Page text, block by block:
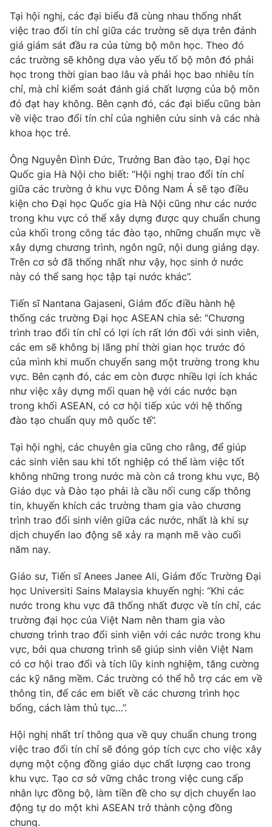
Phim VTV
Hậu trường
Nhân vật
Khán giả
Giải sao mai
Giải trí
Điện ảnh
Âm nhạc
Sao
Đời sống
Du lịch
Làm đẹp
Chất lượng cuộc sống
Giáo dục
Tuyển sinh
Học trực tuyến
Công nghệ
Hitech Công nghệ tương lai
Sản phẩm
Thị trường
Tư vấn
Giao lưu trực tuyến
Lịch phát sóng
Chuyên mục khác
Emagazine Podcast
Photo Infographic
Video Shorts video
VTV Money VTV Thể thao
VTV Sức khoẻ Bất động sản
Thị trường 24h Tấm lòng Việt
VTV4 Vươn mình bằng AI
VTV9 VTV8
Liên hệ tòa soạn
THỜI BÁO VTV
Theo dõi báo trên
Cơ quan chủ quản:Đài Truyền hình Việt Nam
Giấy phép hoạt động báo in và báo điện tử số 483/GP-BTTTT
cấp ngày 29/12/2023
Tổng Biên tập:Vũ Thanh Thủy
Phó Tổng Biên tập:Nguyễn Thị Mỹ Hạnh, Phạm Quốc Thắng,
Nguyễn Trọng Ninh
Tổng đài VTV: 024.38 355 931 - 024.38 355 932
Tại hội nghị, các đại biểu đã cùng nhau thống nhất
việc trao đổi tín chỉ giữa các trường sẽ dựa trên đánh
giá giám sát đầu ra của từng bộ môn học. Theo đó
các trường sẽ không dựa vào yếu tố bộ môn đó phải
học trong thời gian bao lâu và phải học bao nhiêu tín
chỉ, mà chỉ kiểm soát đánh giá chất lượng của bộ môn
đó đạt hay không. Bên cạnh đó, các đại biểu cũng bàn
về việc trao đổi tín chỉ của nghiên cứu sinh và các nhà
khoa học trẻ.
Ông Nguyễn Đình Đức, Trưởng Ban đào tạo, Đại học
Quốc gia Hà Nội cho biết: “Hội nghị trao đổi tín chỉ
giữa các trường ở khu vực Đông Nam Á sẽ tạo điều
kiện cho Đại học Quốc gia Hà Nội cũng như các nước
trong khu vực có thể xây dựng được quy chuẩn chung
của khối trong công tác đào tạo, những chuẩn mực về
xây dựng chương trình, ngôn ngữ, nội dung giảng dạy.
Trên cơ sở đã thống nhất như vậy, học sinh ở nước
này có thể sang học tập tại nước khác”.
Tiến sĩ Nantana Gajaseni, Giám đốc điều hành hệ
thống các trường Đại học ASEAN chia sẻ: “Chương
trình trao đổi tín chỉ có lợi ích rất lớn đối với sinh viên,
các em sẽ không bị lãng phí thời gian học trước đó
của mình khi muốn chuyển sang một trường trong khu
vực. Bên cạnh đó, các em còn được nhiều lợi ích khác
như việc xây dựng mối quan hệ với các nước bạn
trong khối ASEAN, có cơ hội tiếp xúc với hệ thống
đào tạo chuẩn quy mô quốc tế”.
Tại hội nghị, các chuyên gia cũng cho rằng, để giúp
các sinh viên sau khi tốt nghiệp có thể làm việc tốt
không những trong nước mà còn cả trong khu vực, Bộ
Giáo dục và Đào tạo phải là cầu nối cung cấp thông
tin, khuyến khích các trường tham gia vào chương
trình trao đổi sinh viên giữa các nước, nhất là khi sự
dịch chuyển lao động sẽ xảy ra mạnh mẽ vào cuối
năm nay.
Giáo sư, Tiến sĩ Anees Janee Ali, Giám đốc Trường Đại
học Universiti Sains Malaysia khuyến nghị: “Khi các
nước trong khu vực đã thống nhất được về tín chỉ, các
trường đại học của Việt Nam nên tham gia vào
chương trình trao đổi sinh viên với các nước trong khu
vực, bởi qua chương trình sẽ giúp sinh viên Việt Nam
có cơ hội trao đổi và tích lũy kinh nghiệm, tăng cường
các kỹ năng mềm. Các trường có thể hỗ trợ các em về
thông tin, để các em biết về các chương trình học
bổng, cách làm thủ tục…”.
Hội nghị nhất trí thông qua về quy chuẩn chung trong
việc trao đổi tín chỉ sẽ đóng góp tích cực cho việc xây
dựng một cộng đồng giáo dục chất lượng cao trong
khu vực. Tạo cơ sở vững chắc trong việc cung cấp
nhân lực đồng bộ, làm tiền đề cho sự dịch chuyển lao
động tự do một khi ASEAN trở thành cộng đồng
chung.